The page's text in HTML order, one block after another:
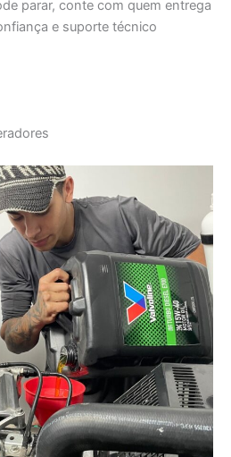
parar, conte com quem entrega
e suporte técnico